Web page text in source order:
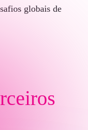
globais de